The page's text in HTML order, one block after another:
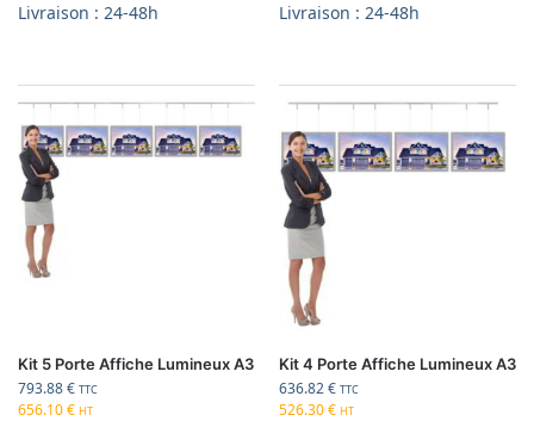
Livraison : 24-48h Livraison : 24-48h
Kit 5 Porte Affiche Lumineux A3
793.88€ TTC
656.10€ HT
Kit 4 Porte Affiche Lumineux A3
636.82€ TTC
526.30€ HT